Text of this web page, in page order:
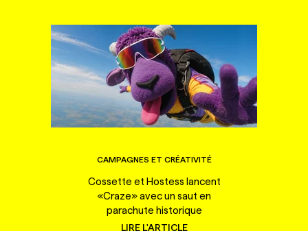
CAMPAGNES ET CRÉATIVITÉ
Cossette et Hostess lancent
«Craze» avec un saut en
parachute historique
LIRE L'ARTICLE